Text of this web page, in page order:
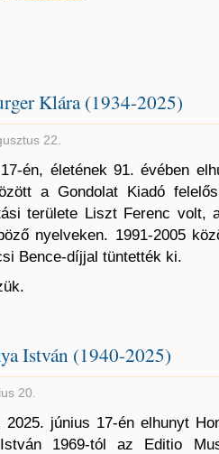
Klára (1934-2025)
22.
én, életének 91. évében
a Gondolat Kiadó
területe Liszt Ferenc volt,
nyelveken. 1991-2005
Bence-díjjal tüntették ki.
István (1940-2025)
20.
2025. június 17-én elhunyt
1969-tól az Editio